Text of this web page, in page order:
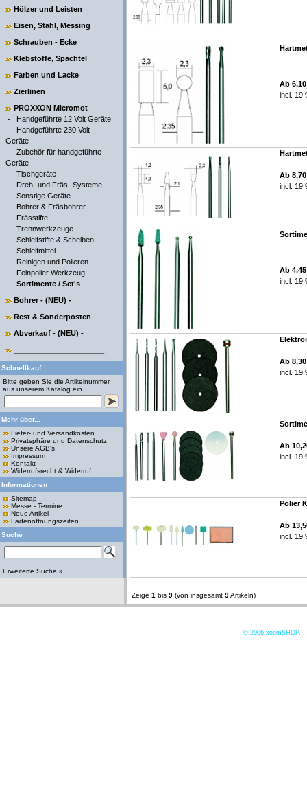
Hölzer und Leisten
Eisen, Stahl, Messing
Schrauben - Ecke
Klebstoffe, Spachtel
Farben und Lacke
Zierlinen
PROXXON Micromot
- Handgeführte 12 Volt Geräte
- Handgeführte 230 Volt
Geräte
- Zubehör für handgeführte
Geräte
- Tischgeräte
- Dreh- und Fräs- Systeme
- Sonstige Geräte
- Bohrer & Fräsbohrer
- Frässtifte
- Trennwerkzeuge
- Schleifstifte & Scheiben
- Schleifmittel
- Reinigen und Polieren
- Feinpolier Werkzeug
- Sortimente / Set's
Bohrer - (NEU) -
Rest & Sonderposten
Abverkauf - (NEU) -
Schnellkauf
Bitte geben Sie die Artikelnummer
aus unserem Katalog ein.
Mehr über...
Liefer- und Versandkosten
Privatsphäre und Datenschutz
Unsere AGB's
Impressum
Kontakt
Widerrufsrecht & Widerruf
Informationen
Sitemap
Messe - Termine
Neue Artikel
Ladenöffnungszeiten
Suche
Erweiterte Suche »
Ab
incl. 19
Ab
incl. 19
Ab
incl. 19
Ab
incl. 19
Ab
incl. 19
Polier
Ab
incl. 19
Zeige 1 bis 9 (von insgesamt 9Artikeln)
© 2006 xoomSHOP. -